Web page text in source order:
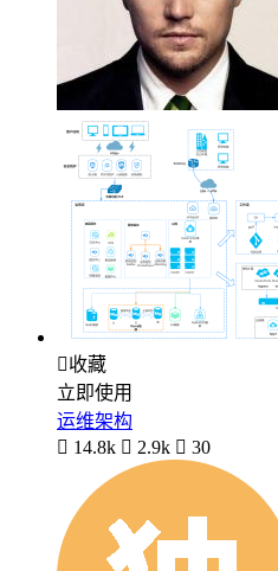
收藏
立即使用
运维架构
 14.8k  2.9k  30